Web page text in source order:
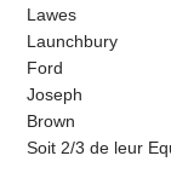
Lawes
Launchbury
Ford
Joseph
Brown
Soit 2/3 de leur